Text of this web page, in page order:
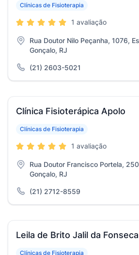
Clínicas de Fisioterapia
1 avaliação
Rua Doutor Nilo Peçanha, 1076,
Gonçalo, RJ
(21) 2603-5021
Clínica Fisioterápica Apolo
Clínicas de Fisioterapia
1 avaliação
Rua Doutor Francisco Portela,
Gonçalo, RJ
(21) 2712-8559
Leila de Brito Jalil da Fonseca
Clínicas de Fisioterapia